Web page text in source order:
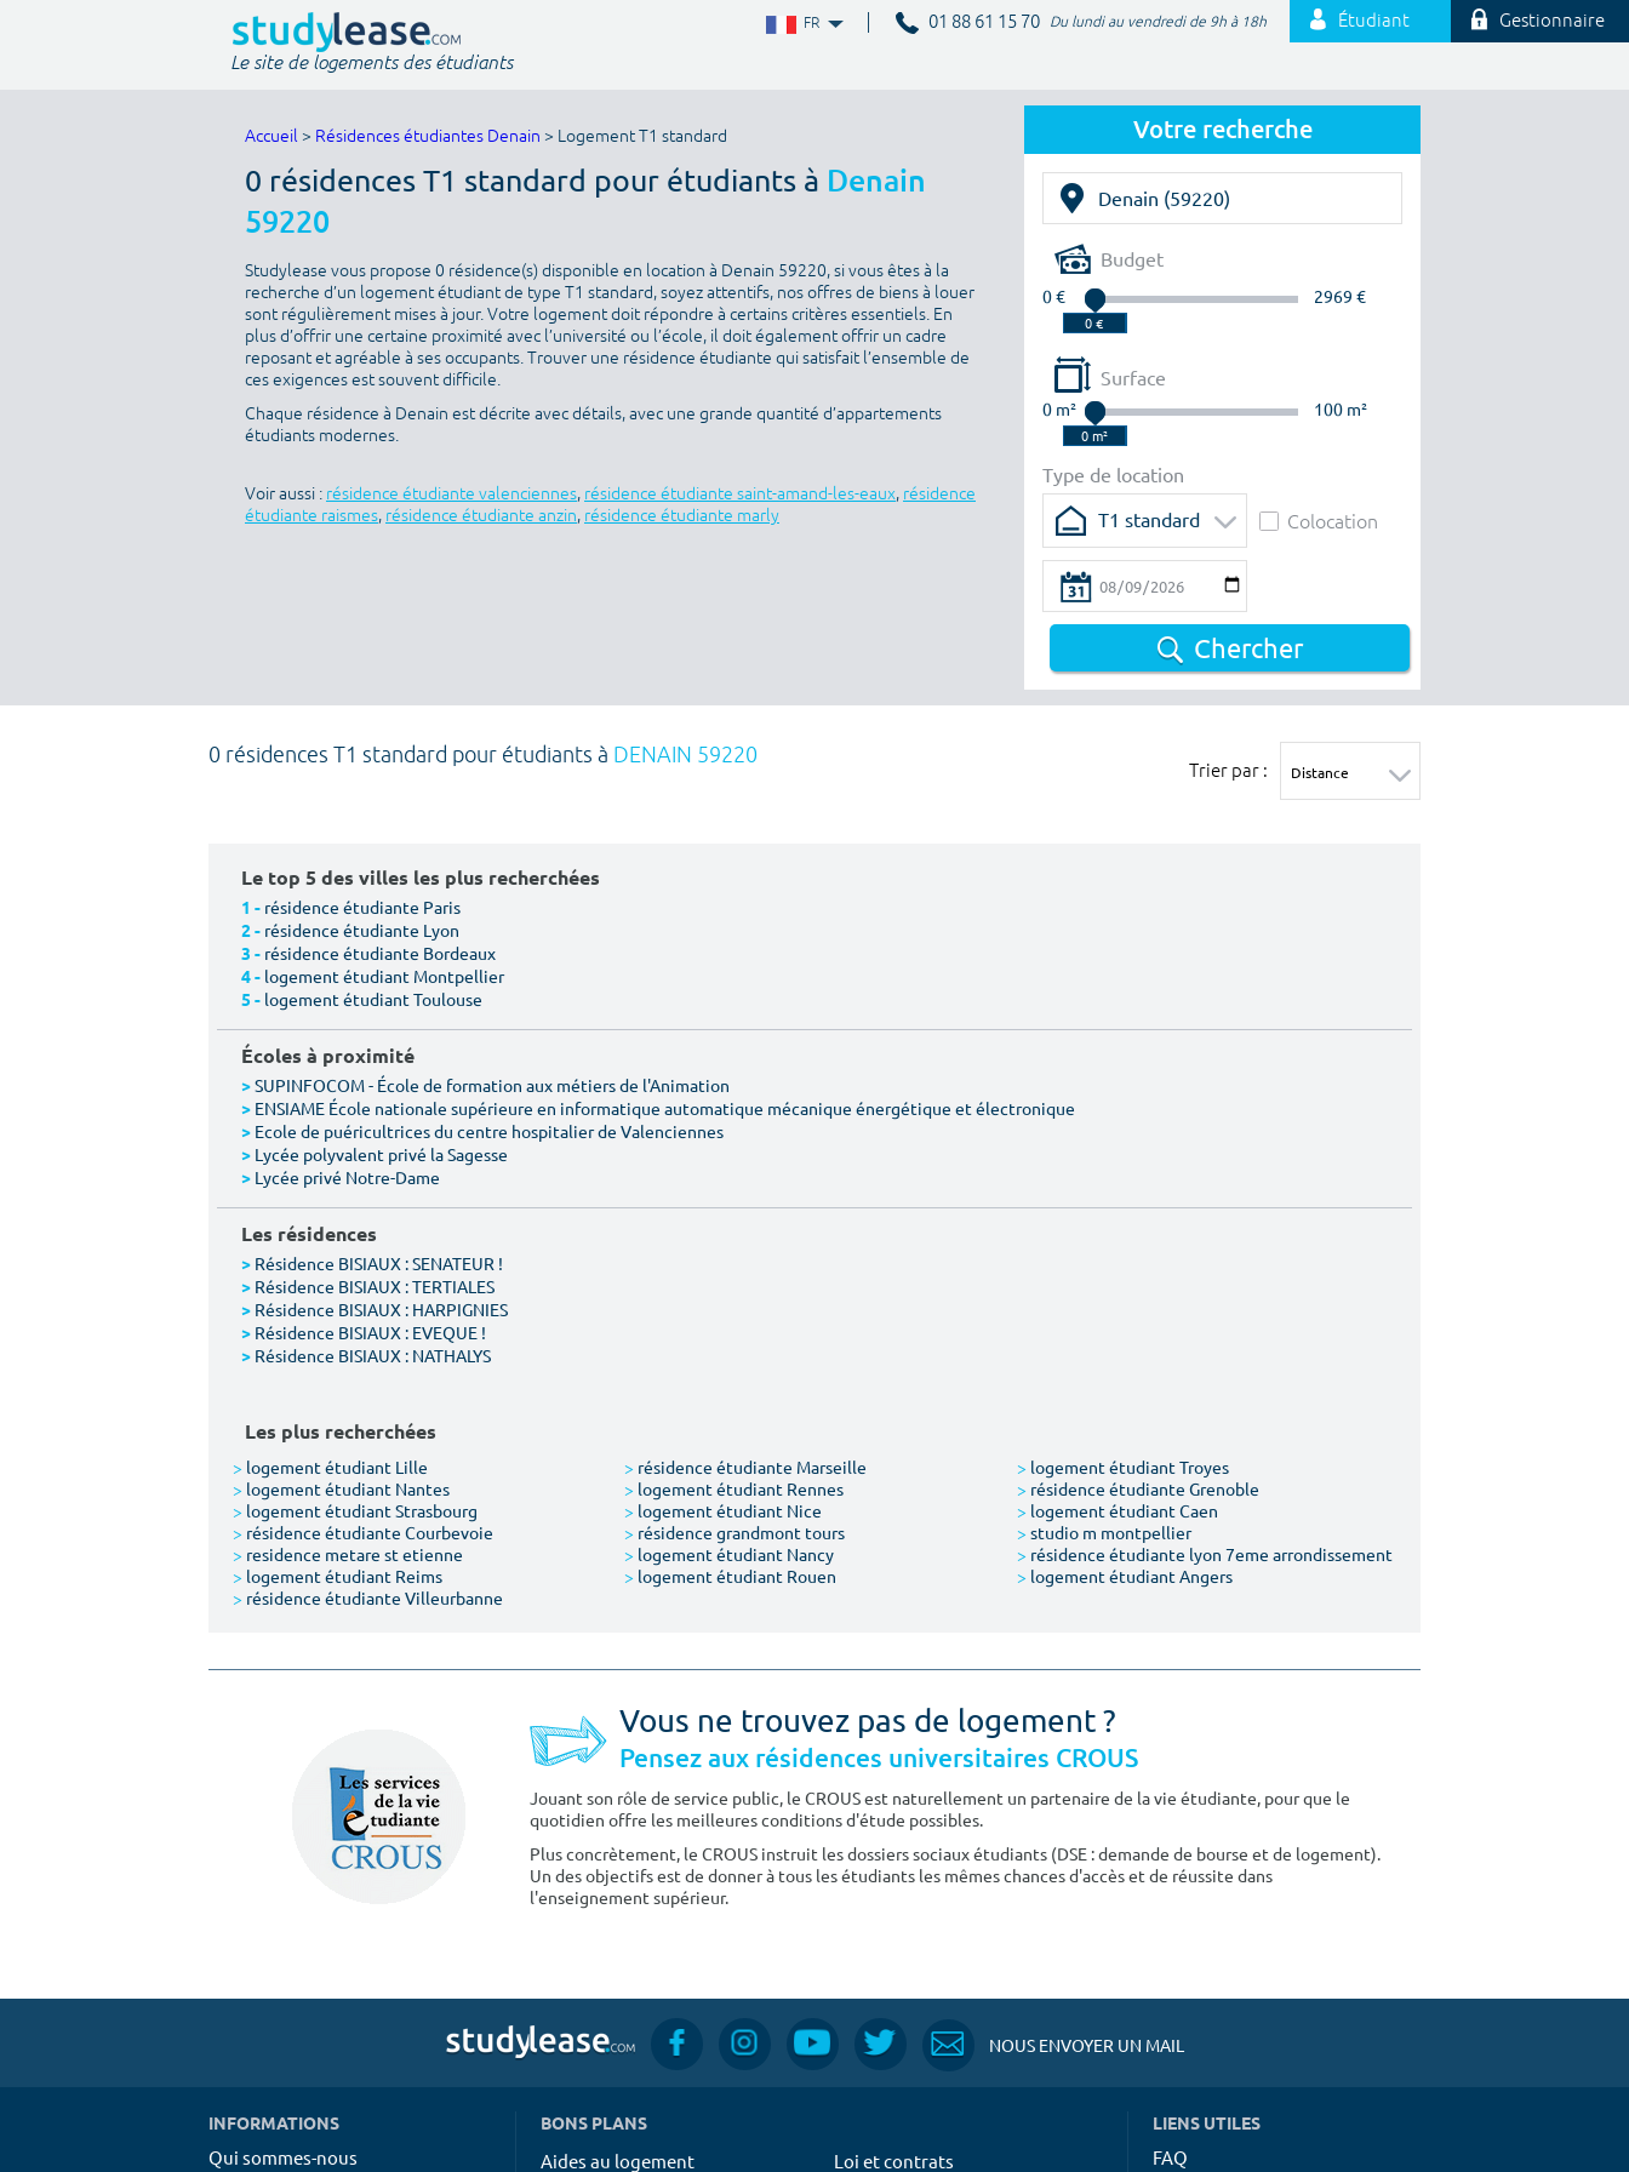
FR 01 88 61 15 70 Du lundi au vendredi de 9h à 18h Étudiant Gestionnaire
Le site de logements des étudiants
Votre recherche
Budget
0 € 2969 €
Surface
0 m² 100 m²
Type de location
T1 standard
Colocation
Chercher
Accueil > Résidences étudiantes Denain > Logement T1 standard
0 résidences T1 standard pour étudiants à Denain
59220
Studylease vous propose 0 résidence(s) disponible en location à Denain 59220, si vous êtes à la
recherche d’un logement étudiant de type T1 standard, soyez attentifs, nos offres de biens à louer
sont régulièrement mises à jour. Votre logement doit répondre à certains critères essentiels. En
plus d’offrir une certaine proximité avec l’université ou l’école, il doit également offrir un cadre
reposant et agréable à ses occupants. Trouver une résidence étudiante qui satisfait l’ensemble de
ces exigences est souvent difficile.
Chaque résidence à Denain est décrite avec détails, avec une grande quantité d’appartements
étudiants modernes.
Voir aussi : résidence étudiante valenciennes, résidence étudiante saint-amand-les-eaux, résidence
étudiante raismes, résidence étudiante anzin, résidence étudiante marly
0 résidences T1 standard pour étudiants à DENAIN 59220
Trier par :
Le top 5 des villes les plus recherchées
1 - résidence étudiante Paris
2 - résidence étudiante Lyon
3 - résidence étudiante Bordeaux
4 - logement étudiant Montpellier
5 - logement étudiant Toulouse
Écoles à proximité
>SUPINFOCOM - École de formation aux métiers de l'Animation
> ENSIAME École nationale supérieure en informatique automatique mécanique énergétique et électronique
> Ecole de puéricultrices du centre hospitalier de Valenciennes
> Lycée polyvalent privé la Sagesse
> Lycée privé Notre-Dame
Les résidences
> Résidence BISIAUX : SENATEUR !
> Résidence BISIAUX : TERTIALES
> Résidence BISIAUX : HARPIGNIES
> Résidence BISIAUX : EVEQUE !
> Résidence BISIAUX : NATHALYS
Les plus recherchées
> logement étudiant Lille > résidence étudiante Marseille > logement étudiant Troyes
> logement étudiant Nantes > logement étudiant Rennes > résidence étudiante Grenoble
> logement étudiant Strasbourg > logement étudiant Nice > logement étudiant Caen
> résidence étudiante Courbevoie > résidence grandmont tours > studio m montpellier
> residence metare st etienne > logement étudiant Nancy > résidence étudiante lyon 7eme arrondissement
> logement étudiant Reims > logement étudiant Rouen > logement étudiant Angers
> résidence étudiante Villeurbanne
Vous ne trouvez pas de logement ?
Pensez aux résidences universitaires CROUS
Jouant son rôle de service public, le CROUS est naturellement un partenaire de la vie étudiante, pour que le
quotidien offre les meilleures conditions d'étude possibles.
Plus concrètement, le CROUS instruit les dossiers sociaux étudiants (DSE : demande de bourse et de logement).
Un des objectifs est de donner à tous les étudiants les mêmes chances d'accès et de réussite dans
l'enseignement supérieur.
NOUS ENVOYER UN MAIL
INFORMATIONS
Qui sommes-nous
BONS PLANS
Aides au logement Loi et contrats
LIENS UTILES
FAQ